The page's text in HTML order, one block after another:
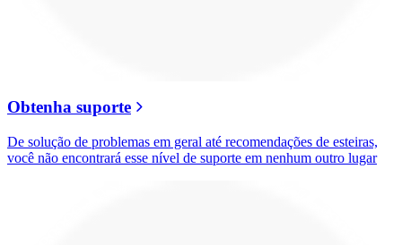
Obtenha suporte
De solução de problemas em geral até recomendações de esteiras,
você não encontrará esse nível de suporte em nenhum outro lugar